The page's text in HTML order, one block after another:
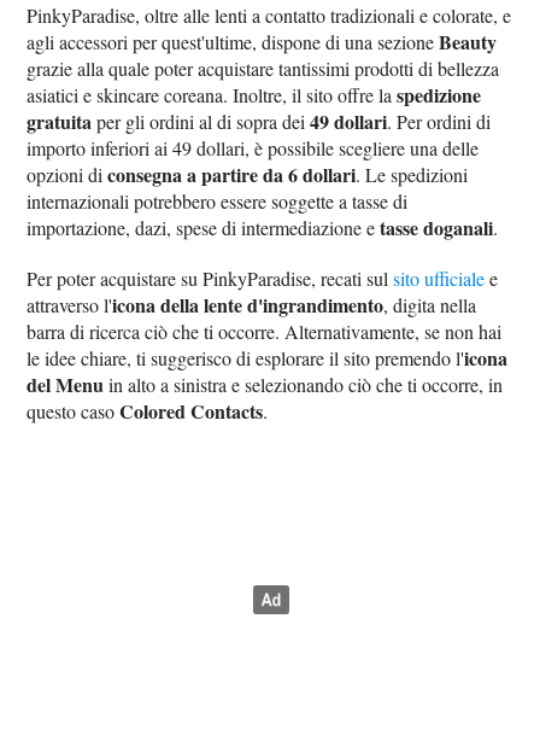
PinkyParadise, oltre alle lenti a contatto tradizionali e colorate, e
agli accessori per quest'ultime, dispone di una sezioneBeauty
grazie alla quale poter acquistare tantissimi prodotti di bellezza
asiatici e skincare coreana. Inoltre, il sito offre laspedizione
gratuita per gli ordini al di sopra dei49 dollari. Per ordini di
importo inferiori ai 49 dollari, è possibile scegliere una delle
opzioni diconsegna a partire da 6 dollari. Le spedizioni
internazionali potrebbero essere soggette a tasse di
importazione, dazi, spese di intermediazione etasse doganali.
Per poter acquistare su PinkyParadise, recati sulsito ufficialee
attraverso l'icona della lente d'ingrandimento, digita nella
barra di ricerca ciò che ti occorre. Alternativamente, se non hai
le idee chiare, ti suggerisco di esplorare il sito premendo l'icona
del Menu in alto a sinistra e selezionando ciò che ti occorre, in
questo casoColored Contacts.